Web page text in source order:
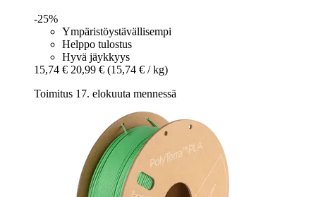
-25%
Ympäristöystävällisempi
Helppo tulostus
Hyvä jäykkyys
15,74 € 20,99 € (15,74 € / kg)
Toimitus 17. elokuuta mennessä